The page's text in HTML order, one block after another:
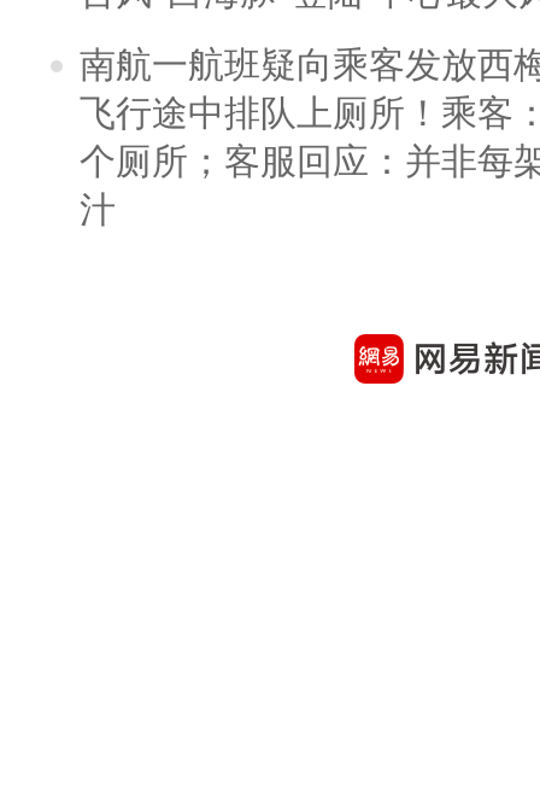
南航一航班疑向乘客发放西
飞行途中排队上厕所！乘客
个厕所；客服回应：并非每
汁